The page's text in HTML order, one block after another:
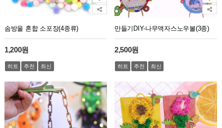
솜방울 혼합 소포장(4종류)
1,200원
히트 추천 최신
만들기DIY-나무액자스노우볼(3종)
2,500원
히트 추천 최신